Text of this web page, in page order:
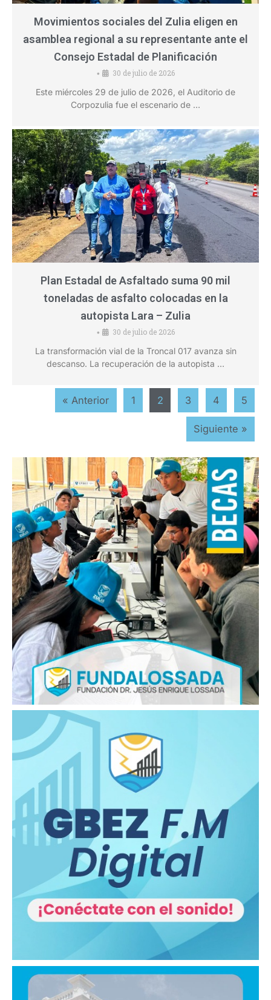
Movimientos sociales del Zulia eligen en
asamblea regional a su representante ante el
Consejo Estadal de Planificación
• 30 de julio de 2026
Este miércoles 29 de julio de 2026, el Auditorio de
Corpozulia fue el escenario de …
Plan Estadal de Asfaltado suma 90 mil
toneladas de asfalto colocadas en la
autopista Lara – Zulia
• 30 de julio de 2026
La transformación vial de la Troncal 017 avanza sin
descanso. La recuperación de la autopista …
« Anterior 1 2 3 4 5
Siguiente »